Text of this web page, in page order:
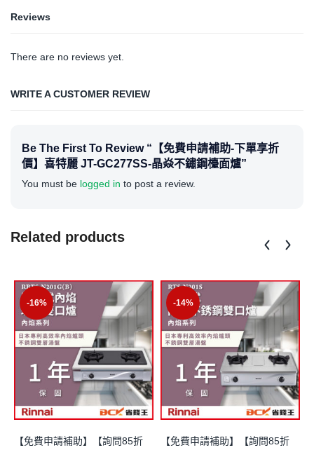
Reviews
There are no reviews yet.
WRITE A CUSTOMER REVIEW
Be The First To Review “【免費申請補助-下單享折
價】喜特麗 JT-GC277SS-晶焱不鏽鋼檯面爐”
You must be logged in to post a review.
Related products
-16%
【免費申請補助】【詢問85折
-14%
【免費申請補助】【詢問85折